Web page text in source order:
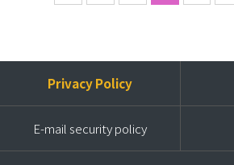
Privacy Policy
E-mail security policy